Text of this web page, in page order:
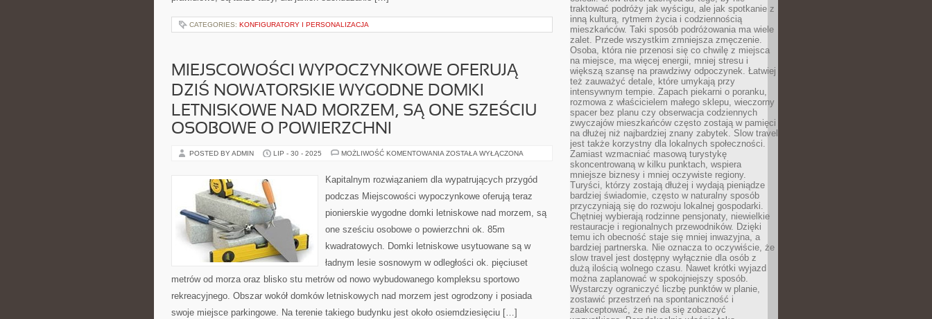
CATEGORIES: KONFIGURATORY I PERSONALIZACJA
MIEJSCOWOŚCI WYPOCZYNKOWE OFERUJĄ
DZIŚ NOWATORSKIE WYGODNE DOMKI
LETNISKOWE NAD MORZEM, SĄ ONE SZEŚCIU
OSOBOWE O POWIERZCHNI
POSTED BY ADMIN LIP - 30 - 2025 MOŻLIWOŚĆ KOMENTOWANIA MIEJSCOWOŚCI
NOWATORSKIE
DOMKI
NAD
SĄ
SZEŚCIU
OSOBOWE
POWIERZCHNI
ZOSTAŁA WYŁĄCZONA
Kapitalnym rozwiązaniem dla wypatrujących przygód
podczas Miejscowości wypoczynkowe oferują teraz
pionierskie wygodne domki letniskowe nad morzem, są
one sześciu osobowe o powierzchni ok. 85m
kwadratowych. Domki letniskowe usytuowane są w
ładnym lesie sosnowym w odległości ok. pięciuset
metrów od morza oraz blisko stu metrów od nowo wybudowanego kompleksu sportowo
rekreacyjnego. Obszar wokół domków letniskowych nad morzem jest ogrodzony i posiada
swoje miejsce parkingowe. Na terenie takiego budynku jest około osiemdziesięciu […]
traktować podróży jak wyścigu, ale jak spotkanie z
inną kulturą, rytmem życia i codziennością
mieszkańców. Taki sposób podróżowania ma wiele
zalet. Przede wszystkim zmniejsza zmęczenie.
Osoba, która nie przenosi się co chwilę z miejsca
na miejsce, ma więcej energii, mniej stresu i
większą szansę na prawdziwy odpoczynek. Łatwiej
też zauważyć detale, które umykają przy
intensywnym tempie. Zapach piekarni o poranku,
rozmowa z właścicielem małego sklepu, wieczorny
spacer bez planu czy obserwacja codziennych
zwyczajów mieszkańców często zostają w pamięci
na dłużej niż najbardziej znany zabytek. Slow travel
jest także korzystny dla lokalnych społeczności.
Zamiast wzmacniać masową turystykę
skoncentrowaną w kilku punktach, wspiera
mniejsze biznesy i mniej oczywiste regiony.
Turyści, którzy zostają dłużej i wydają pieniądze
bardziej świadomie, często w naturalny sposób
przyczyniają się do rozwoju lokalnej gospodarki.
Chętniej wybierają rodzinne pensjonaty, niewielkie
restauracje i regionalnych przewodników. Dzięki
temu ich obecność staje się mniej inwazyjna, a
bardziej partnerska. Nie oznacza to oczywiście, że
slow travel jest dostępny wyłącznie dla osób z
dużą ilością wolnego czasu. Nawet krótki wyjazd
można zaplanować w spokojniejszy sposób.
Wystarczy ograniczyć liczbę punktów w planie,
zostawić przestrzeń na spontaniczność i
zaakceptować, że nie da się zobaczyć